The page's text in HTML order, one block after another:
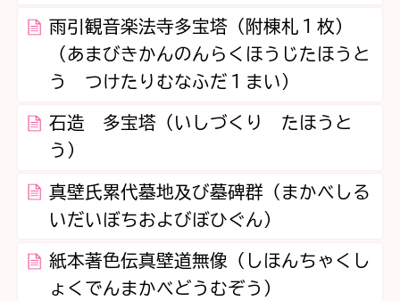
雨引観音楽法寺多宝塔（附棟札１枚）
（あまびきかんのんらくほうじたほうと
う つけたりむなふだ１まい）
石造 多宝塔（いしづくり たほうと
う）
真壁氏累代墓地及び墓碑群（まかべしる
いだいぼちおよびぼひぐん）
紙本著色伝真壁道無像（しほんちゃくし
ょくでんまかべどうむぞう）